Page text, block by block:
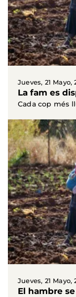
Jueves, 21 Mayo,
La fam es
Cada cop més
Jueves, 21 Mayo,
El hambre